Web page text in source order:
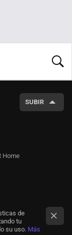
SUBIR
Home
de
tu
su uso. Más